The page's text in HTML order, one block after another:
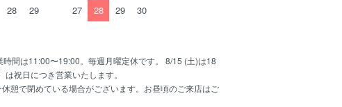
28
29
27
28 29 30
間は11:00〜19:00。毎週月曜定休です。 8/15 (土)は18
祝日につき営業いたします。
憩で閉めている場合がございます。お昼頃のご来店はご